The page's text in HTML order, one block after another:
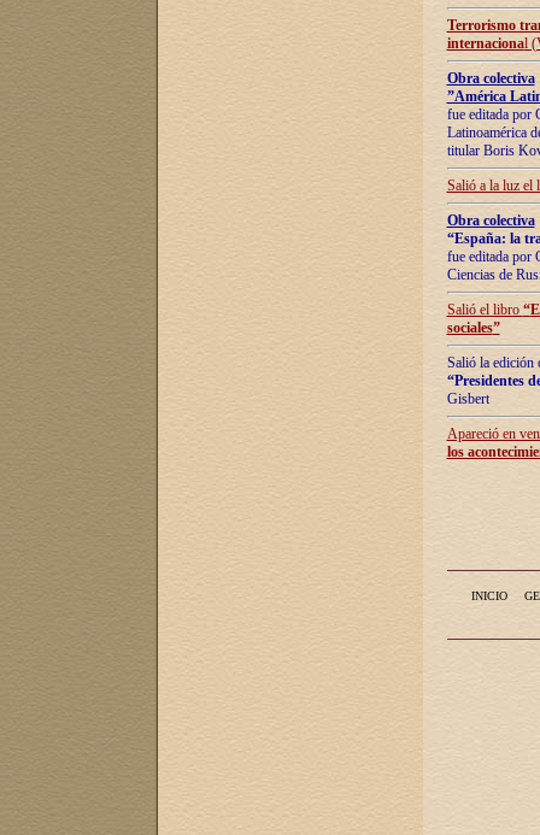
Terrorismo
internacional
Obra colectiva
”América
fue editada por
Latinoamérica
titular Boris
Salió a la luz el
Obra colectiva
“España: la
fue editada por
Ciencias de
Salió el libro “
sociales”
Salió la edición
“Presidentes
Gisbert
Apareció en
los
INICIO